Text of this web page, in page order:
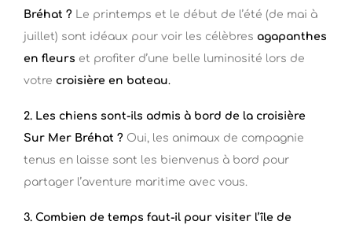
Bréhat ? Le printemps et le début de l’été (de mai à
juillet) sont idéaux pour voir les célèbres agapanthes
en fleurs et profiter d’une belle luminosité lors de
votre croisière en bateau.
2. Les chiens sont-ils admis à bord de la croisière
Sur Mer Bréhat ? Oui, les animaux de compagnie
tenus en laisse sont les bienvenus à bord pour
partager l’aventure maritime avec vous.
3. Combien de temps faut-il pour visiter l’île de